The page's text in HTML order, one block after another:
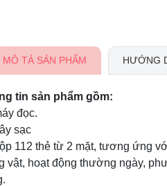
MÔ TẢ SẢN PHẨM HƯỚNG
tin sản phẩm gồm:
đọc.
sạc
112 thẻ từ 2 mặt, tương ứng
vật, hoạt động thường ngày,